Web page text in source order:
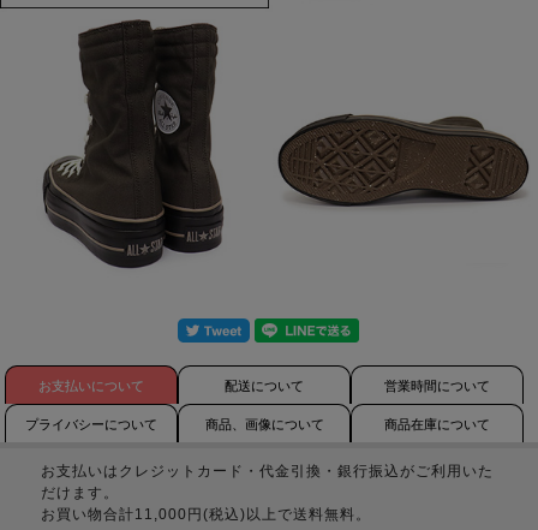
お支払いについて 配送について 営業時間について
プライバシーについて 商品、画像について 商品在庫について
お支払いはクレジットカード・代金引換・銀行振込がご利用いた
だけます。
お買い物合計11,000円(税込)以上で送料無料。